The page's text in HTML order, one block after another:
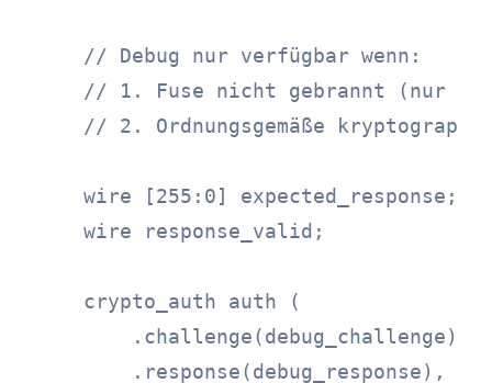
    // Debug nur verfügbar wenn:
// 1. Fuse nicht gebrannt (nur
// 2. Ordnungsgemäße
    wire [255:0] expected_response;
    wire response_valid;
    crypto_auth auth (
        .challenge(debug_challenge),
        .response(debug_response),